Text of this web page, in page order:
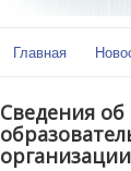
Главная
Сведения об
организации